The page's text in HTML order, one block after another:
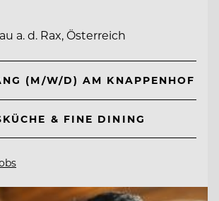
a. d. Rax, Österreich
(M/W/D) AM KNAPPENHOF
& FINE DINING